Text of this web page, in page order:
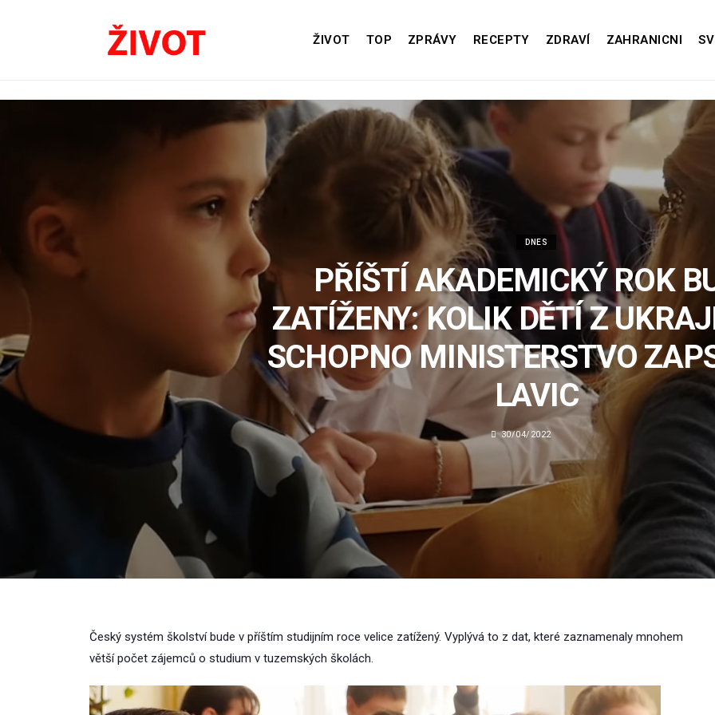
ŽIVOT TOP ZPRÁVY RECEPTY ZDRAVÍ ZAHRANICNI
DNES
PŘÍŠTÍ AKADEMICKÝ ROK
ZATÍŽENY: KOLIK DĚTÍ Z
SCHOPNO MINISTERSTVO
LAVIC
30/04/2022
Český systém školství bude v příštím studijním roce velice zatížený. Vyplývá to z dat, které zaznamenaly mnohem
větší počet zájemců o studium v tuzemských školách.